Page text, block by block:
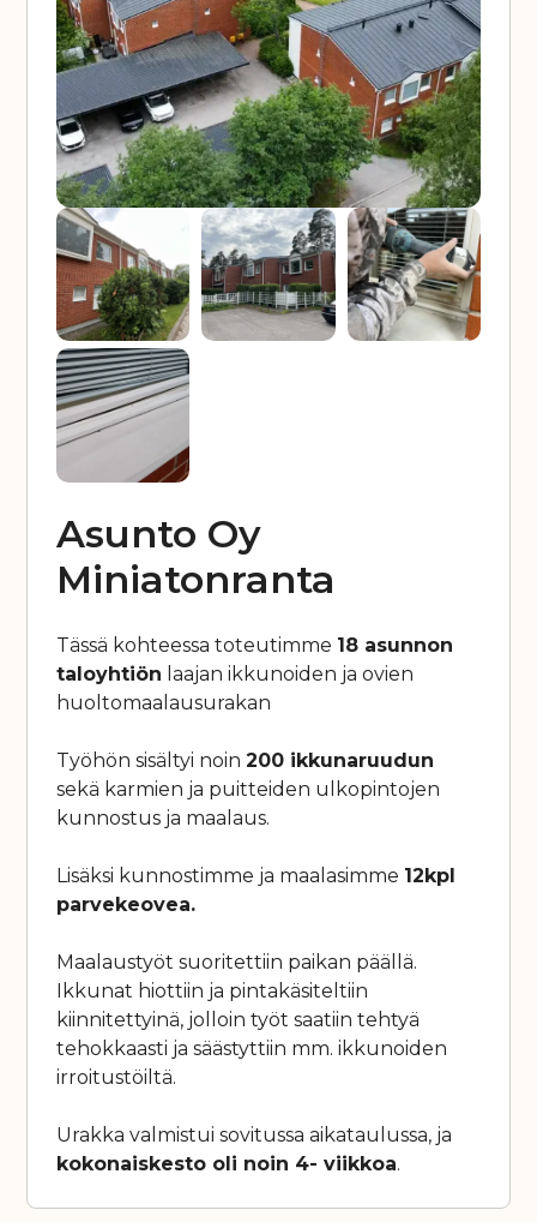
Asunto Oy
Miniatonranta
Tässä kohteessa toteutimme 18 asunnon
taloyhtiön laajan ikkunoiden ja ovien
huoltomaalausurakan
Työhön sisältyi noin200 ikkunaruudun
sekä karmien ja puitteiden ulkopintojen
kunnostus ja maalaus.
Lisäksi kunnostimme ja maalasimme 12kpl
parvekeovea.
Maalaustyöt suoritettiin paikan päällä.
Ikkunat hiottiin ja pintakäsiteltiin
kiinnitettyinä, jolloin työt saatiin tehtyä
tehokkaasti ja säästyttiin mm. ikkunoiden
irroitustöiltä.
Urakka valmistui sovitussa aikataulussa, ja
kokonaiskesto oli noin 4- viikkoa.